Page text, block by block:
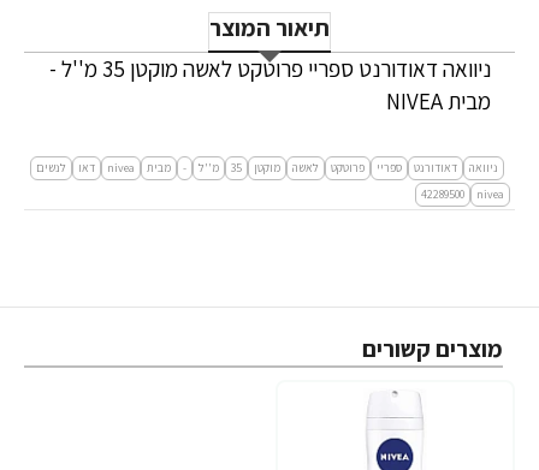
תיאור המוצר
ניוואה דאודורנט ספריי פרוטקט לאשה מוקטן 35 מ''ל -
מבית NIVEA
ניוואה דאודורנט ספריי פרוטקט לאשה מוקטן 35 מ''ל - מבית nivea דאו
לנשים
nivea
42289500
מוצרים קשורים